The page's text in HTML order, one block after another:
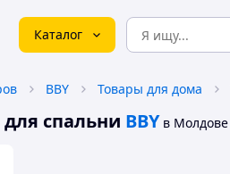
Каталог
BBY Товары для дома
для спальни BBY в Молдове